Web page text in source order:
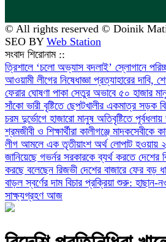
© All rights reserved © Doinik
SEO BY Web Station
সংবাদ শিরোনাম ::
‎ত্রিশালে ‘চলো অভ্যাস বদলাই’ স্লোগানে
আওয়ামী লীগের নিষেধাজ্ঞা প্রত্যাহারের দাবি,
ফেরার ঘোষণা পাকা সেতুর অভাবে ৫০ হাজার
সাঁকো ভারী বৃষ্টিতে ছেপটখালীর একমাত্র সড়ক
চরম দুর্ভোগে হাজারো মানুষ অতিবৃষ্টিতে
শ্রমজীবী ও শিক্ষার্থীরা কালীগঞ্জে মাদকসেবীকে
লীগ আমলে এক তৃতীয়াংশ অর্থ লোপাট হওয়ায় ২
জানিয়েছে গভর্নর সরকারকে ব্যর্থ করতে
করছে বলেছেন রিজভী দেশের বাজারে ফের বড়
বাড়ল স্বর্ণের দাম বিচার প্রক্রিয়া শুরু:
সাক্ষ্যগ্রহণ আজ